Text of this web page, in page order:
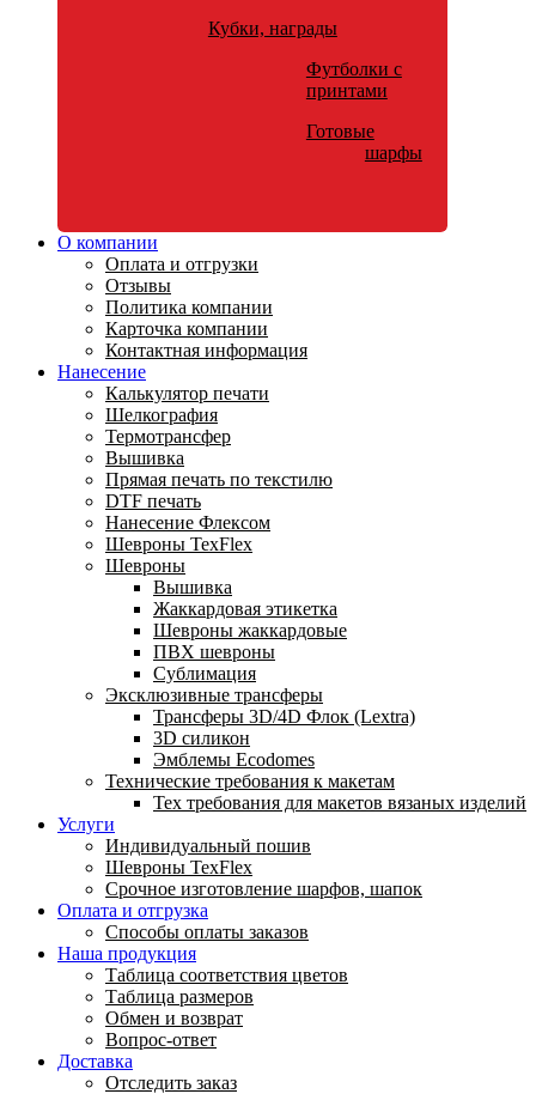
Кубки, награды
Футболки с
принтами
Готовые
шарфы
О компании
Оплата и отгрузки
Отзывы
Политика компании
Карточка компании
Контактная информация
Нанесение
Калькулятор печати
Шелкография
Термотрансфер
Вышивка
Прямая печать по текстилю
DTF печать
Нанесение Флексом
Шевроны TexFlex
Шевроны
Вышивка
Жаккардовая этикетка
Шевроны жаккардовые
ПВХ шевроны
Сублимация
Эксклюзивные трансферы
Трансферы 3D/4D Флок (Lextra)
3D силикон
Эмблемы Ecodomes
Технические требования к макетам
Тех требования для макетов вязаных изделий
Услуги
Индивидуальный пошив
Шевроны TexFlex
Срочное изготовление шарфов, шапок
Оплата и отгрузка
Способы оплаты заказов
Наша продукция
Таблица соответствия цветов
Таблица размеров
Обмен и возврат
Вопрос-ответ
Доставка
Отследить заказ